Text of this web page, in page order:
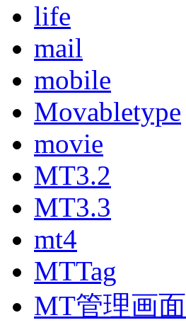
life
mail
mobile
Movabletype
movie
MT3.2
MT3.3
mt4
MTTag
MT管理画面